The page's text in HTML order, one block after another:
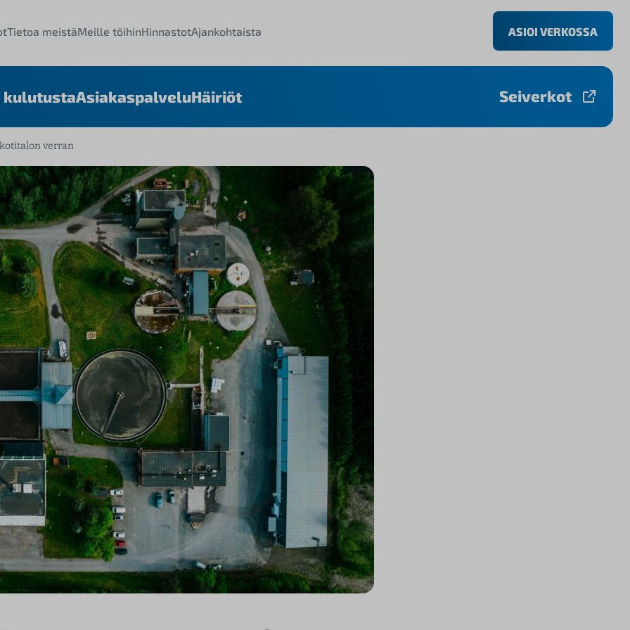
Tietoa meistäMeille töihinHinnastotAjankohtaista ASIOI VERKOSSA
kulutustaAsiakaspalveluHäiriöt Seiverkot
verran